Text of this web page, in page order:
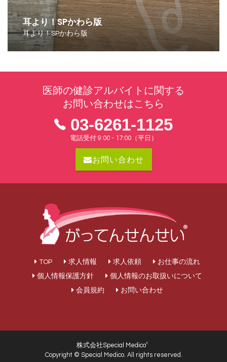
耳より！SPかわら版
耳より！SPかわら版
医師の健診アルバイトに関する
お問い合わせはこちら
03-6261-1125
電話受付 9:00 - 17:00（平日）
お問い合わせ
TOP 求人情報 求人依頼
お仕事の流れ
個人情報保護方針
個人情報のお取扱いについて
会員規約
お問い合わせ
株式会社Special Medico®
Copyright © Special Medico. All rights reserved.